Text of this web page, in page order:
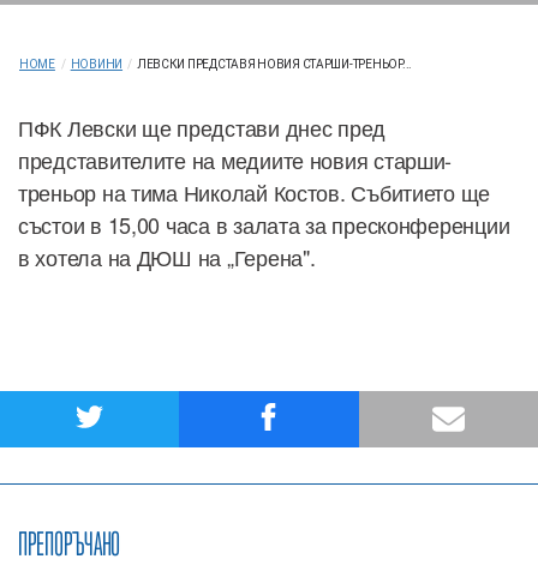
HOME / НОВИНИ / ЛЕВСКИ ПРЕДСТАВЯ НОВИЯ СТАРШИ-ТРЕНЬОР...
ПФК Левски ще представи днес пред
представителите на медиите новия старши-
треньор на тима Николай Костов. Събитието ще
състои в 15,00 часа в залата за пресконференции
в хотела на ДЮШ на „Герена".
ПРЕПОРЪЧАНО